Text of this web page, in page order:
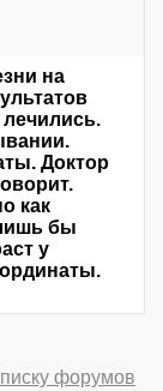
на
лечились.
Доктор
как
бы
у
форумов